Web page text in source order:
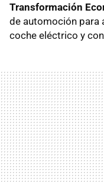
Transformación
de automoción para
coche eléctrico y